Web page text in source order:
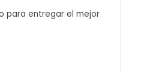
para entregar el mejor